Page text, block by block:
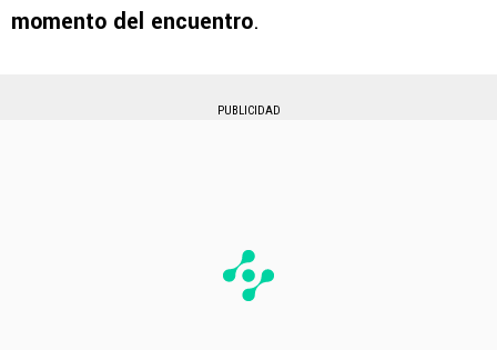
momento del encuentro.
PUBLICIDAD